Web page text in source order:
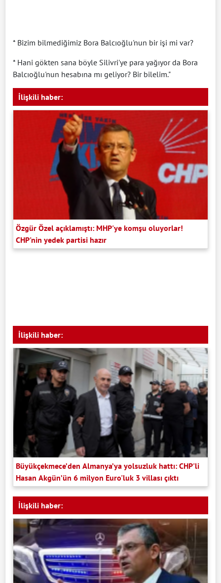
* Bizim bilmediğimiz Bora Balcıoğlu'nun bir işi mi var?
* Hani gökten sana böyle Silivri'ye para yağıyor da Bora
Balcıoğlu'nun hesabına mı geliyor? Bir bilelim."
İlişkili haber:
Özgür Özel açıklamıştı: MHP'ye komşu oluyorlar!
CHP'nin yedek partisi hazır
İlişkili haber:
Büyükçekmece’den Almanya’ya yolsuzluk hattı: CHP'li
Hasan Akgün’ün 6 milyon Euro'luk 3 villası çıktı
İlişkili haber: